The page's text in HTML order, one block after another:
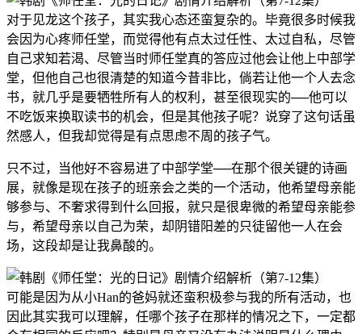
对于见龙这个孩子，其实我心态还蛮复杂的。毕竟很多时候我
会因为心疼师任堂，而觉得他有点太过任性、太过自私，尽管
自己求知若渴、尽管当时师任堂真的答应过他会让他上中部学
堂，但他自己也很清楚的知道今昔非比，倘若让他一个人去念
书，就几乎是要牺牲所有人的权利，甚至很现实的──他可以
不吃饭来换取读书的机会，但是其他孩子呢？说穿了这句话虽
然感人，但我却觉得是有点思虑不周的孩子气。
只不过，当他好不容易进了中部学堂──在那个很关键的诗画
展，就像是现在孩子的班亲会之类的一个活动，他希望母亲能
够参与、不奢求得到什么回报，就只是很卑微的希望母亲能参
与，希望母亲以自己为荣，却阴错阳差的只徒留他一人在会
场，这段却是让我鼻酸的。
可能是因为从小Han的爸妈就还蛮积极参与我的所有活动，也
因此其实我可以理解，任哪个孩子在那样的情况之下，一定都